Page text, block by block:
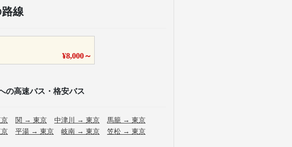
線
¥8,000～
の高速バス・格安バス
関 → 東京 中津川 → 東京 馬籠 → 東京
平湯 → 東京 岐南 → 東京 笠松 → 東京